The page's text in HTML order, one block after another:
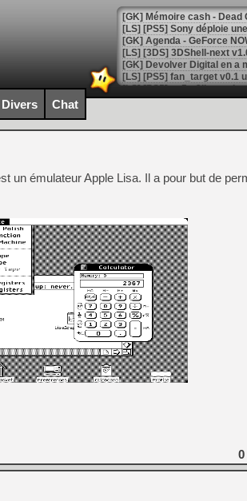
[GK] Agenda - GeForce
[GK] Devolver Digital en a
[LS] [PS5] ps5-y2jb-
[GK] Pourquoi Marvel
[GK] Test : Restory : Chill
[GK] GTA 6 : Rockstar
[GK] Hot Wheels Infinite
[GK] Mémoire cash -
[GK] Résultats Nintendo :
[GK] Déjà des
[Mo5] Brickboy cherche à
[GK] Minecraft et ses «
[GK] Beast of
[GK] Ubisoft : fin de partie
[GK] Mémoire cash -
[GK] Dan Houser (GTA)
[GK] Comment EA Sports
[GK] Crimson Moon : un
[GK] Isle of Reveries : le
[GK] Moonlighter 2 : The
[GK] Capcom relance
[Mo5] Deux inédits du
[GK] Le beat'em up The
[GK] Endless Legend 2 :
[LS] [PS5] Le WebKit
Divers Chat
un émulateur Apple Lisa. Il a pour but de
0